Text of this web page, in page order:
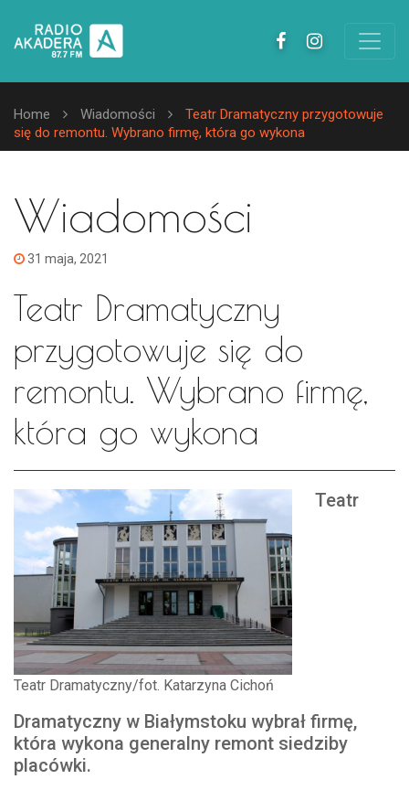
Home Wiadomości
Teatr Dramatyczny przygotowuje
się do remontu. Wybrano firmę, która go wykona
Wiadomości
31 maja, 2021
Teatr Dramatyczny
przygotowuje się do
remontu. Wybrano firmę,
która go wykona
Teatr Dramatyczny/fot. Katarzyna Cichoń
Teatr
Dramatyczny w Białymstoku wybrał firmę,
która wykona generalny remont siedziby
placówki.